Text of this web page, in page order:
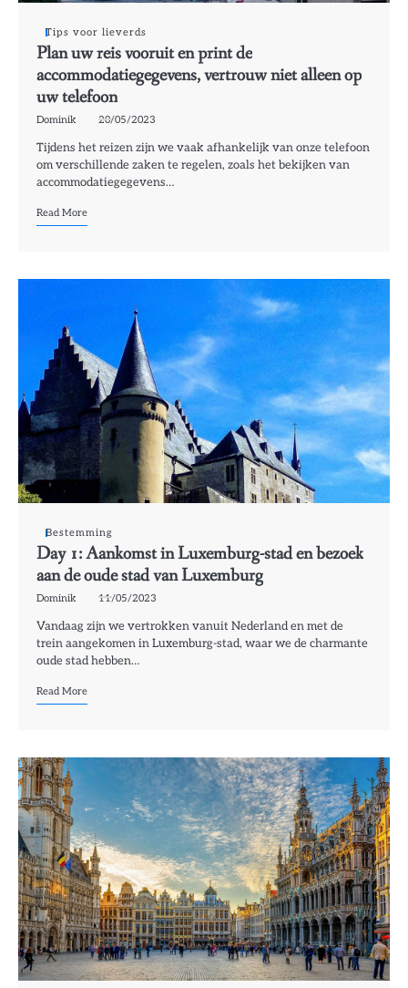
Tips voor lieverds
Plan uw reis vooruit en print de
accommodatiegegevens, vertrouw niet alleen op
uw telefoon
Dominik 20/05/2023
Tijdens het reizen zijn we vaak afhankelijk van onze telefoon
om verschillende zaken te regelen, zoals het bekijken van
accommodatiegegevens…
Read More
Bestemming
Day 1: Aankomst in Luxemburg-stad en bezoek
aan de oude stad van Luxemburg
Dominik 11/05/2023
Vandaag zijn we vertrokken vanuit Nederland en met de
trein aangekomen in Luxemburg-stad, waar we de charmante
oude stad hebben…
Read More